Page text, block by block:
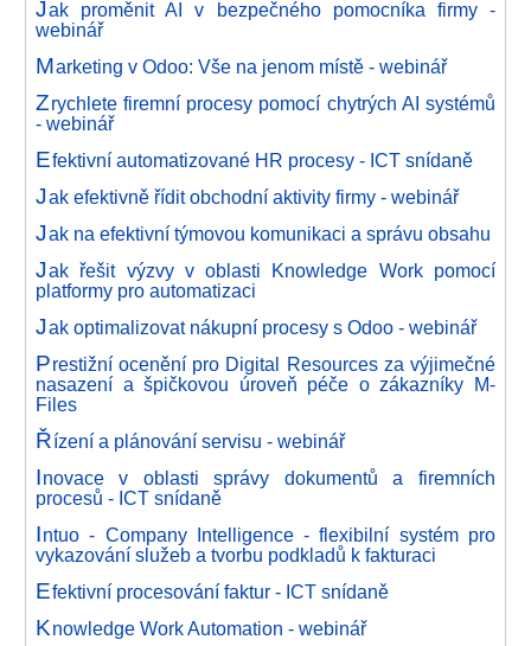
Jak proměnit AI v bezpečného pomocníka firmy -
webinář
Marketing v Odoo: Vše na jenom místě - webinář
Zrychlete firemní procesy pomocí chytrých AI systémů
- webinář
Efektivní automatizované HR procesy - ICT snídaně
Jak efektivně řídit obchodní aktivity firmy - webinář
Jak na efektivní týmovou komunikaci a správu obsahu
Jak řešit výzvy v oblasti Knowledge Work pomocí
platformy pro automatizaci
Jak optimalizovat nákupní procesy s Odoo - webinář
Prestižní ocenění pro Digital Resources za výjimečné
nasazení a špičkovou úroveň péče o zákazníky M-
Files
Řízení a plánování servisu - webinář
Inovace v oblasti správy dokumentů a firemních
procesů - ICT snídaně
Intuo - Company Intelligence - flexibilní systém pro
vykazování služeb a tvorbu podkladů k fakturaci
Efektivní procesování faktur - ICT snídaně
Knowledge Work Automation - webinář